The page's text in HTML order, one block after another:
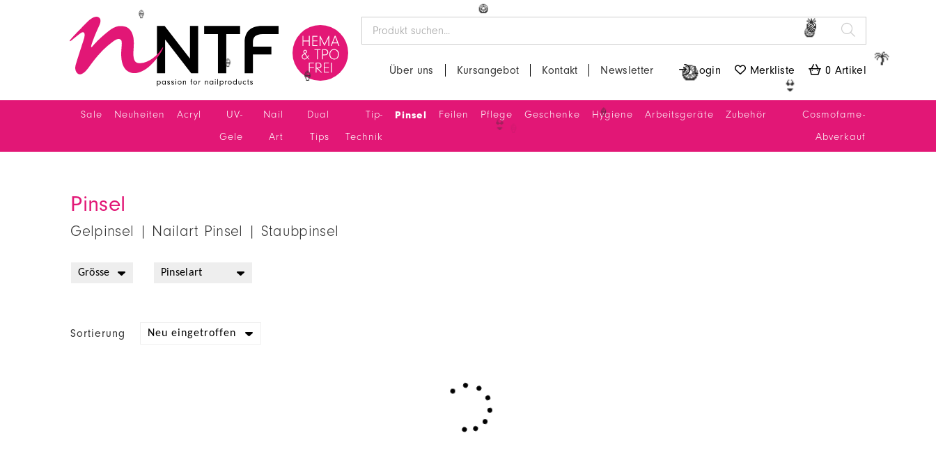
Über uns Kursangebot Kontakt Newsletter  Login  Merkliste  0 Artikel
Sale Neuheiten Acryl
UV-
Gele
Nail
Art
Dual
Tips
Tip-
Technik
Pinsel Feilen Pflege Geschenke Hygiene Arbeitsgeräte Zubehör
Cosmofame-
Abverkauf
Pinsel
Gelpinsel | Nailart Pinsel | Staubpinsel
Sortierung
🍦
👙
🥝
🌴
🍦
🥝
🍍
🥝